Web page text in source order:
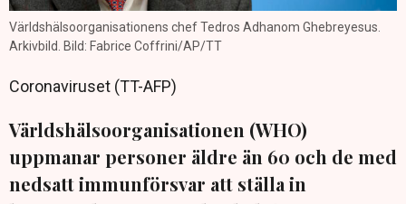
Världshälsoorganisationens chef Tedros Adhanom Ghebreyesus.
Arkivbild. Bild: Fabrice Coffrini/AP/TT
Coronaviruset (TT-AFP)
Världshälsoorganisationen (WHO)
uppmanar personer äldre än 60 och de med
nedsatt immunförsvar att ställa in